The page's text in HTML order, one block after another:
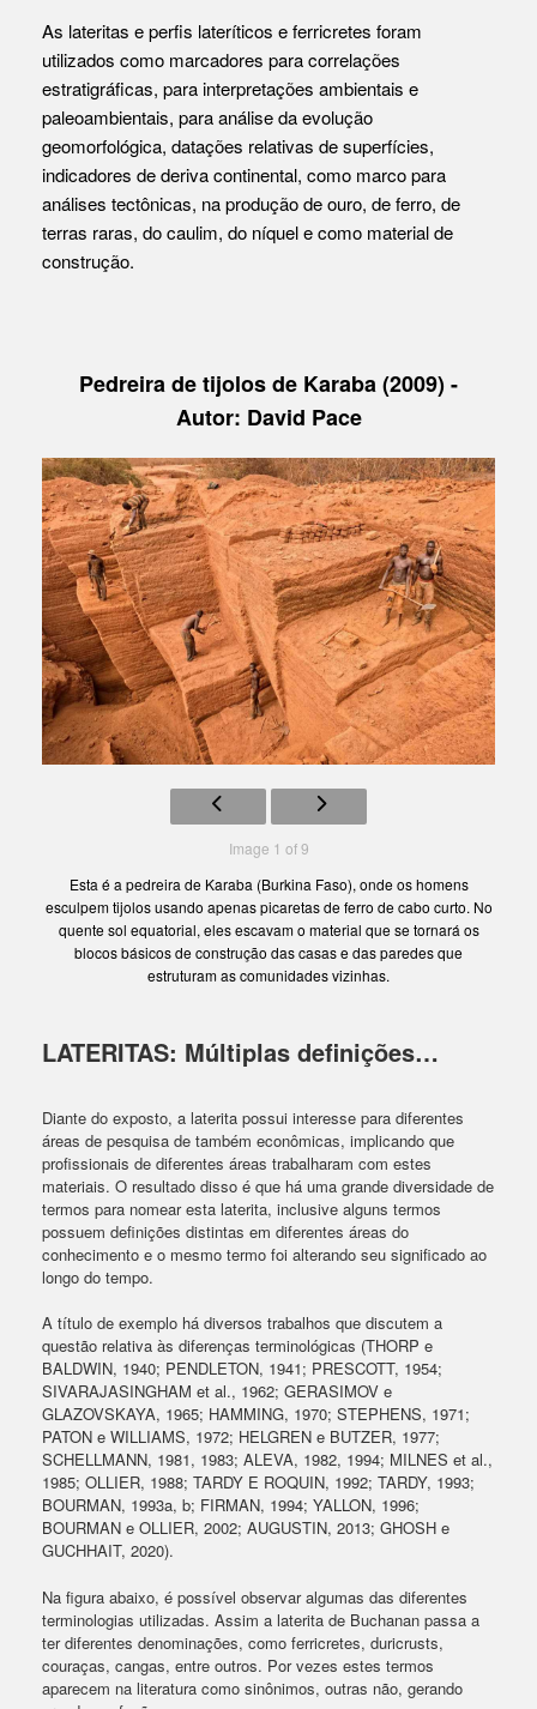
As lateritas e perfis lateríticos e ferricretes foram
utilizados como marcadores para correlações
estratigráficas, para interpretações ambientais e
paleoambientais, para análise da evolução
geomorfológica, datações relativas de superfícies,
indicadores de deriva continental, como marco para
análises tectônicas, na produção de ouro, de ferro, de
terras raras, do caulim, do níquel e como material de
construção.
Pedreira de tijolos de Karaba (2009) -
Autor: David Pace
Image 1 of 9
Esta é a pedreira de Karaba (Burkina Faso), onde os homens
esculpem tijolos usando apenas picaretas de ferro de cabo curto. No
quente sol equatorial, eles escavam o material que se tornará os
blocos básicos de construção das casas e das paredes que
estruturam as comunidades vizinhas.
LATERITAS: Múltiplas definições…
Diante do exposto, a laterita possui interesse para diferentes
áreas de pesquisa de também econômicas, implicando que
profissionais de diferentes áreas trabalharam com estes
materiais. O resultado disso é que há uma grande diversidade de
termos para nomear esta laterita, inclusive alguns termos
possuem definições distintas em diferentes áreas do
conhecimento e o mesmo termo foi alterando seu significado ao
longo do tempo.
A título de exemplo há diversos trabalhos que discutem a
questão relativa às diferenças terminológicas (THORP e
BALDWIN, 1940; PENDLETON, 1941; PRESCOTT, 1954;
SIVARAJASINGHAM et al., 1962; GERASIMOV e
GLAZOVSKAYA, 1965; HAMMING, 1970; STEPHENS, 1971;
PATON e WILLIAMS, 1972; HELGREN e BUTZER, 1977;
SCHELLMANN, 1981, 1983; ALEVA, 1982, 1994; MILNES et al.,
1985; OLLIER, 1988; TARDY E ROQUIN, 1992; TARDY, 1993;
BOURMAN, 1993a, b; FIRMAN, 1994; YALLON, 1996;
BOURMAN e OLLIER, 2002; AUGUSTIN, 2013; GHOSH e
GUCHHAIT, 2020).
Na figura abaixo, é possível observar algumas das diferentes
terminologias utilizadas. Assim a laterita de Buchanan passa a
ter diferentes denominações, como ferricretes, duricrusts,
couraças, cangas, entre outros. Por vezes estes termos
aparecem na literatura como sinônimos, outras não, gerando